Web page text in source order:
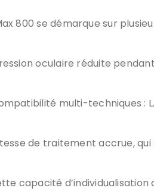
800 se démarque sur
oculaire réduite
multi-techniques :
de traitement accrue,
capacité